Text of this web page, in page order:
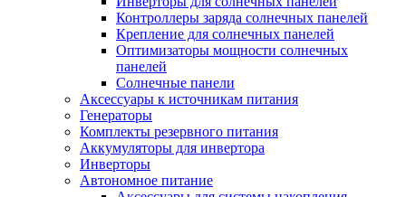
Контроллеры заряда солнечных панелей
Крепление для солнечных панелей
Оптимизаторы мощности солнечных
панелей
Солнечные панели
Аксессуары к источникам питания
Генераторы
Комплекты резервного питания
Аккумуляторы для инвертора
Инверторы
Автономное питание